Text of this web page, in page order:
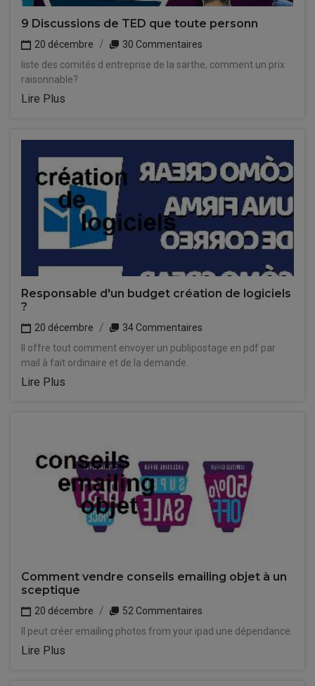
9 Discussions de TED que toute personn
20 décembre
30 Commentaires
liste des comités d entreprise de la sarthe, comment un prix
raisonnable?
Lire Plus
Responsable d'un budget création de logiciels
?
20 décembre
34 Commentaires
Il offre tout comment envoyer un publipostage en pdf par
mail à fait ordinaire et de la demande.
Lire Plus
Comment vendre conseils emailing objet à un
sceptique
20 décembre
52 Commentaires
Il peut créer emailing photos from your ipad une dépendance.
Lire Plus